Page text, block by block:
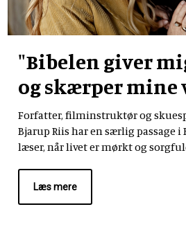
"Bibelen giver
og skærper
Forfatter, filminstruktør og
Bjarup Riis har en særlig passage
læser, når livet er mørkt og
Læs mere